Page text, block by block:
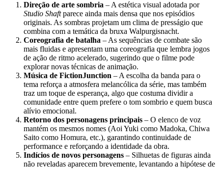
Direção de arte sombria – A estética visual adotada por
Studio Shaftparece ainda mais densa que nos episódios
originais. As sombras projetam um clima de presságio que
combina com a temática da bruxa Walpurgisnacht.
Coreografia de batalha – As sequências de combate são
mais fluidas e apresentam uma coreografia que lembra jogos
de ação de ritmo acelerado, sugerindo que o filme pode
explorar novas técnicas de animação.
Música de FictionJunction – A escolha da banda para o
tema reforça a atmosfera melancólica da série, mas também
traz um toque de esperança, algo que costuma dividir a
comunidade entre quem prefere o tom sombrio e quem busca
alívio emocional.
Retorno dos personagens principais – O elenco de voz
mantém os mesmos nomes (Aoi Yuki como Madoka, Chiwa
Saito como Homura, etc.), garantindo continuidade de
performance e reforçando a identidade da obra.
Indícios de novos personagens – Silhuetas de figuras ainda
não reveladas aparecem brevemente, levantando a hipótese de